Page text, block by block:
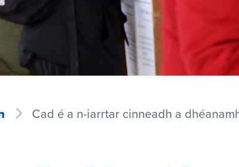
Cad é a n-iarrtar cinneadh a